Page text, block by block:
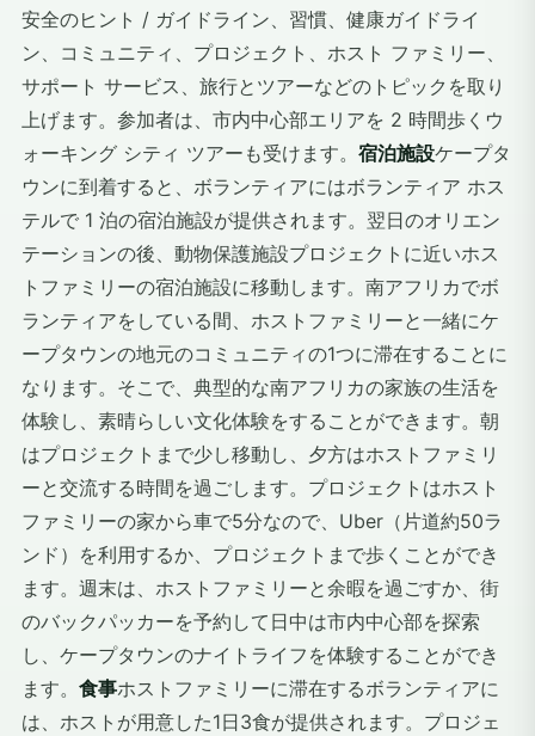
安全のヒント / ガイドライン、習慣、健康ガイドライ
ン、コミュニティ、プロジェクト、ホスト ファミリー、
サポート サービス、旅行とツアーなどのトピックを取り
上げます。参加者は、市内中心部エリアを 2 時間歩くウ
ォーキング シティ ツアーも受けます。 宿泊施設ケープタ
ウンに到着すると、ボランティアにはボランティア ホス
テルで 1 泊の宿泊施設が提供されます。翌日のオリエン
テーションの後、動物保護施設プロジェクトに近いホス
トファミリーの宿泊施設に移動します。南アフリカでボ
ランティアをしている間、ホストファミリーと一緒にケ
ープタウンの地元のコミュニティの1つに滞在することに
なります。そこで、典型的な南アフリカの家族の生活を
体験し、素晴らしい文化体験をすることができます。朝
はプロジェクトまで少し移動し、夕方はホストファミリ
ーと交流する時間を過ごします。プロジェクトはホスト
ファミリーの家から車で5分なので、Uber（片道約50ラ
ンド）を利用するか、プロジェクトまで歩くことができ
ます。週末は、ホストファミリーと余暇を過ごすか、街
のバックパッカーを予約して日中は市内中心部を探索
し、ケープタウンのナイトライフを体験することができ
ます。 食事ホストファミリーに滞在するボランティアに
は、ホストが用意した1日3食が提供されます。プロジェ